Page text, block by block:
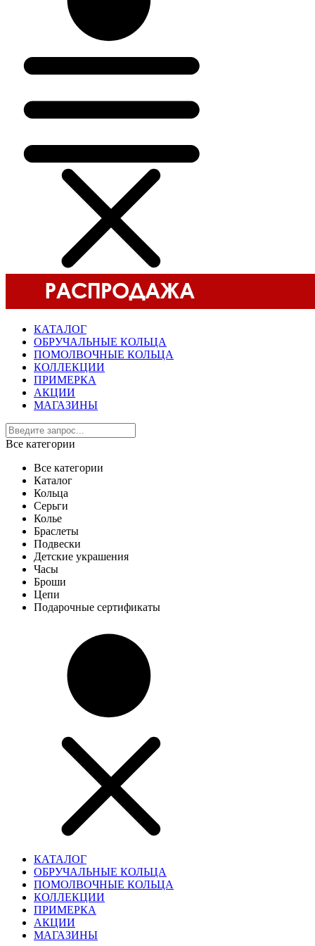
КАТАЛОГ
ОБРУЧАЛЬНЫЕ КОЛЬЦА
ПОМОЛВОЧНЫЕ КОЛЬЦА
КОЛЛЕКЦИИ
ПРИМЕРКА
АКЦИИ
МАГАЗИНЫ
Все категории
Все категории
Каталог
Кольца
Серьги
Колье
Браслеты
Подвески
Детские украшения
Часы
Броши
Цепи
Подарочные сертификаты
КАТАЛОГ
ОБРУЧАЛЬНЫЕ КОЛЬЦА
ПОМОЛВОЧНЫЕ КОЛЬЦА
КОЛЛЕКЦИИ
ПРИМЕРКА
АКЦИИ
МАГАЗИНЫ